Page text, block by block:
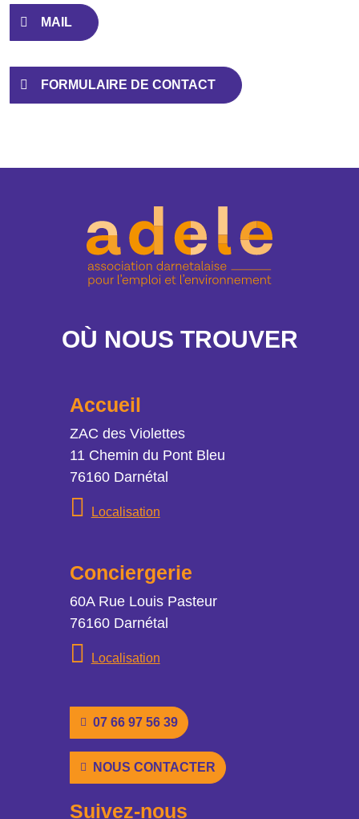
MAIL
FORMULAIRE DE CONTACT
OÙ NOUS TROUVER
Accueil
Adresse
ZAC des Violettes
11 Chemin du Pont Bleu
76160 Darnétal
Localisation
Localisation
Conciergerie
Adresse
60A Rue Louis Pasteur
76160 Darnétal
Localisation
Localisation
Numéro de téléphone
07 66 97 56 39
Nous contacter
NOUS CONTACTER
Suivez-nous